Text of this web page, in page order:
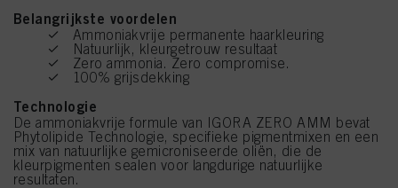
Belangrijkste voordelen
Ammoniakvrije permanente haarkleuring
Natuurlijk, kleurgetrouw resultaat
Zero ammonia. Zero compromise.
100% grijsdekking
Technologie
De ammoniakvrije formule van IGORA ZERO AMM bevat
Phytolipide Technologie, specifieke pigmentmixen en een
mix van natuurlijke gemicroniseerde oliën, die de
kleurpigmenten sealen voor langdurige natuurlijke
resultaten.